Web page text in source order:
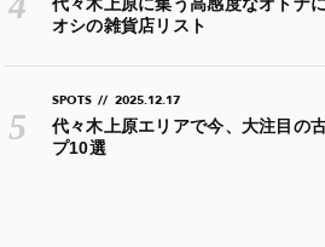
オシの雑貨店リスト
SPOTS // 2025.12.17
代々木上原エリアで今、大注目の
プ10選